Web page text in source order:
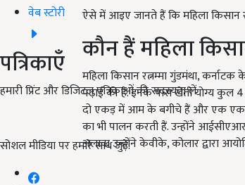
वेब स्टोरी
पत्रिकाएँ
हमारी प्रिंट और डिजिटल पत्रिकाओं की सदस्यता लें
सोशल मीडिया पर हमारे साथ जुड़ें:
ऐसे में आइए जानते हैं कि महिला किसान
कौन हैं महिला
महिला किसान रत्नम्मा गुंडमंथा,
पढ़ाई की है. इनके पास खेती योग्य कुल
दो एकड़ में आम के बगीचे हैं और एक एकड़
का भी पालन करती हैं. उन्होंने
अलावा उन्होंने केवीके, कोलार द्वारा